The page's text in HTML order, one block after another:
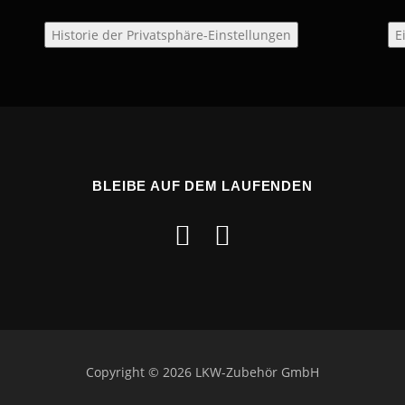
Historie der Privatsphäre-Einstellungen
BLEIBE AUF DEM LAUFENDEN
Copyright © 2026 LKW-Zubehör GmbH